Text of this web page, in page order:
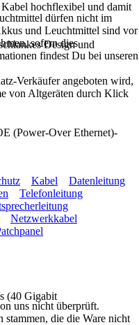
hochflexibel und damit
Design und
(Power-Over Ethernet)-
(40 Gigabit
dürfen nicht im
und Leuchtmittel sind vor
sofern dies
findest Du bei unseren
Verkäufer angeboten wird,
von Altgeräten durch Klick
Kabel
Datenleitung
Telefonleitung
Netzwerkkabel
uns nicht überprüft.
die die Ware nicht